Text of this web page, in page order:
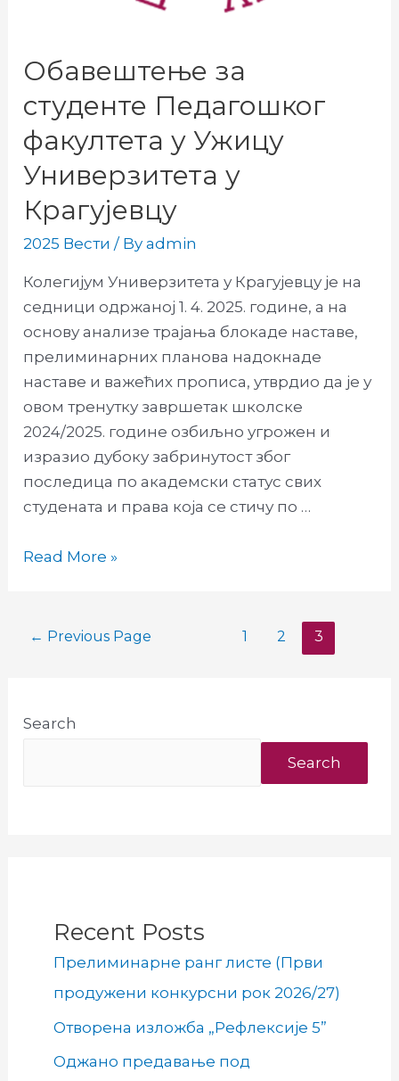
Обавештење за
студенте Педагошког
факултета у Ужицу
Универзитета у
Крагујевцу
2025 Вести / Byadmin
Колегијум Универзитета у Крагујевцу је на
седници одржаној 1. 4. 2025. године, а на
основу анализе трајања блокаде наставе,
прелиминарних планова надокнаде
наставе и важећих прописа, утврдио да је у
овом тренутку завршетак школске
2024/2025. године озбиљно угрожен и
изразио дубоку забринутост због
последица по академски статус свих
студената и права која се стичу по …
Обавештење
факултета
у
Read More »
Posts
← Previous Page 1 2 3
Search
Search
Recent Posts
Прелиминарне ранг листе (Први
продужени конкурсни рок 2026/27)
Отворена изложба „Рефлексије 5”
Оджано предавање под